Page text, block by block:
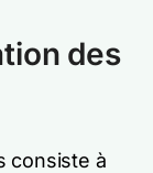
des
consiste à